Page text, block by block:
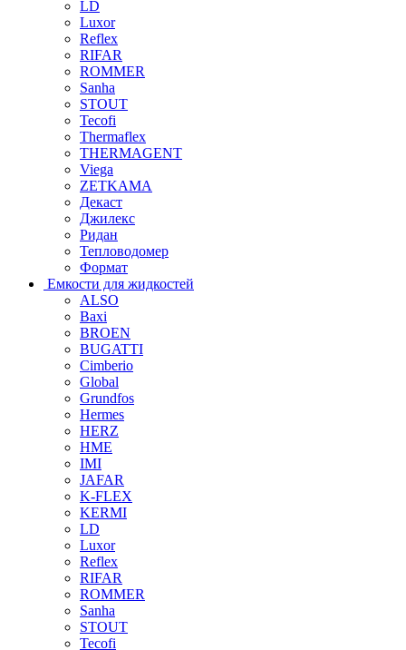
LD
Luxor
Reflex
RIFAR
ROMMER
Sanha
STOUT
Tecofi
Thermaflex
THERMAGENT
Viega
ZETKAMA
Декаст
Джилекс
Ридан
Тепловодомер
Формат
Емкости для жидкостей
ALSO
Baxi
BROEN
BUGATTI
Cimberio
Global
Grundfos
Hermes
HERZ
HME
IMI
JAFAR
K-FLEX
KERMI
LD
Luxor
Reflex
RIFAR
ROMMER
Sanha
STOUT
Tecofi